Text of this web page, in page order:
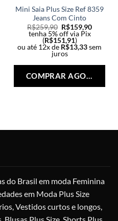
Mini Saia Plus Size Ref 8359
Jeans Com Cinto
R$259,90 R$159,90
tenha 5% off via Pix
(R$151,91)
ou até 12x de R$13,33sem
juros
COMPRAR AGORA
do Brasil em moda Feminina
em Moda Plus Size
Vestidos curtos e longos,
Blusas Plus Size, Shorts Plus